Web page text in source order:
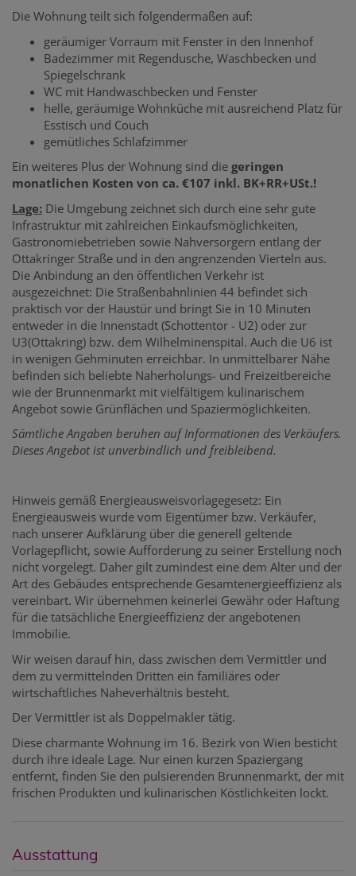
Die Wohnung teilt sich folgendermaßen auf:
geräumiger Vorraum mit Fenster in den Innenhof
Badezimmer mit Regendusche, Waschbecken und
Spiegelschrank
WC mit Handwaschbecken und Fenster
helle, geräumige Wohnküche mit ausreichend Platz für
Esstisch und Couch
gemütliches Schlafzimmer
Ein weiteres Plus der Wohnung sind die geringen
monatlichen Kosten von ca. €107 inkl. BK+RR+USt.!
Lage: Die Umgebung zeichnet sich durch eine sehr gute
Infrastruktur mit zahlreichen Einkaufsmöglichkeiten,
Gastronomiebetrieben sowie Nahversorgern entlang der
Ottakringer Straße und in den angrenzenden Vierteln aus.
Die Anbindung an den öffentlichen Verkehr ist
ausgezeichnet: Die Straßenbahnlinien 44 befindet sich
praktisch vor der Haustür und bringt Sie in 10 Minuten
entweder in die Innenstadt (Schottentor - U2) oder zur
U3(Ottakring) bzw. dem Wilhelminenspital. Auch die U6 ist
in wenigen Gehminuten erreichbar. In unmittelbarer Nähe
befinden sich beliebte Naherholungs- und Freizeitbereiche
wie der Brunnenmarkt mit vielfältigem kulinarischem
Angebot sowie Grünflächen und Spaziermöglichkeiten.
Sämtliche Angaben beruhen auf Informationen des Verkäufers.
Dieses Angebot ist unverbindlich und freibleibend.
Hinweis gemäß Energieausweisvorlagegesetz: Ein
Energieausweis wurde vom Eigentümer bzw. Verkäufer,
nach unserer Aufklärung über die generell geltende
Vorlagepflicht, sowie Aufforderung zu seiner Erstellung noch
nicht vorgelegt. Daher gilt zumindest eine dem Alter und der
Art des Gebäudes entsprechende Gesamtenergieeffizienz als
vereinbart. Wir übernehmen keinerlei Gewähr oder Haftung
für die tatsächliche Energieeffizienz der angebotenen
Immobilie.
Wir weisen darauf hin, dass zwischen dem Vermittler und
dem zu vermittelnden Dritten ein familiäres oder
wirtschaftliches Naheverhältnis besteht.
Der Vermittler ist als Doppelmakler tätig.
Diese charmante Wohnung im 16. Bezirk von Wien besticht
durch ihre ideale Lage. Nur einen kurzen Spaziergang
entfernt, finden Sie den pulsierenden Brunnenmarkt, der mit
frischen Produkten und kulinarischen Köstlichkeiten lockt.
Ausstattung